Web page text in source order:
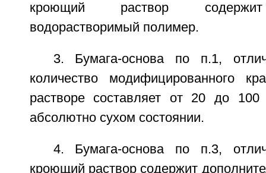
кроющий раствор содержит
водорастворимый полимер.
3. Бумага-основа по п.1,
количество модифицированного
растворе составляет от 20 до
абсолютно сухом состоянии.
4. Бумага-основа по п.3,
кроющий раствор содержит